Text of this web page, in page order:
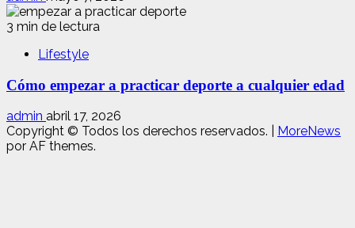
3 min de lectura
Lifestyle
Cómo empezar a practicar deporte a cualquier edad
admin abril 17, 2026
Copyright © Todos los derechos reservados.
MoreNews
por AF themes.